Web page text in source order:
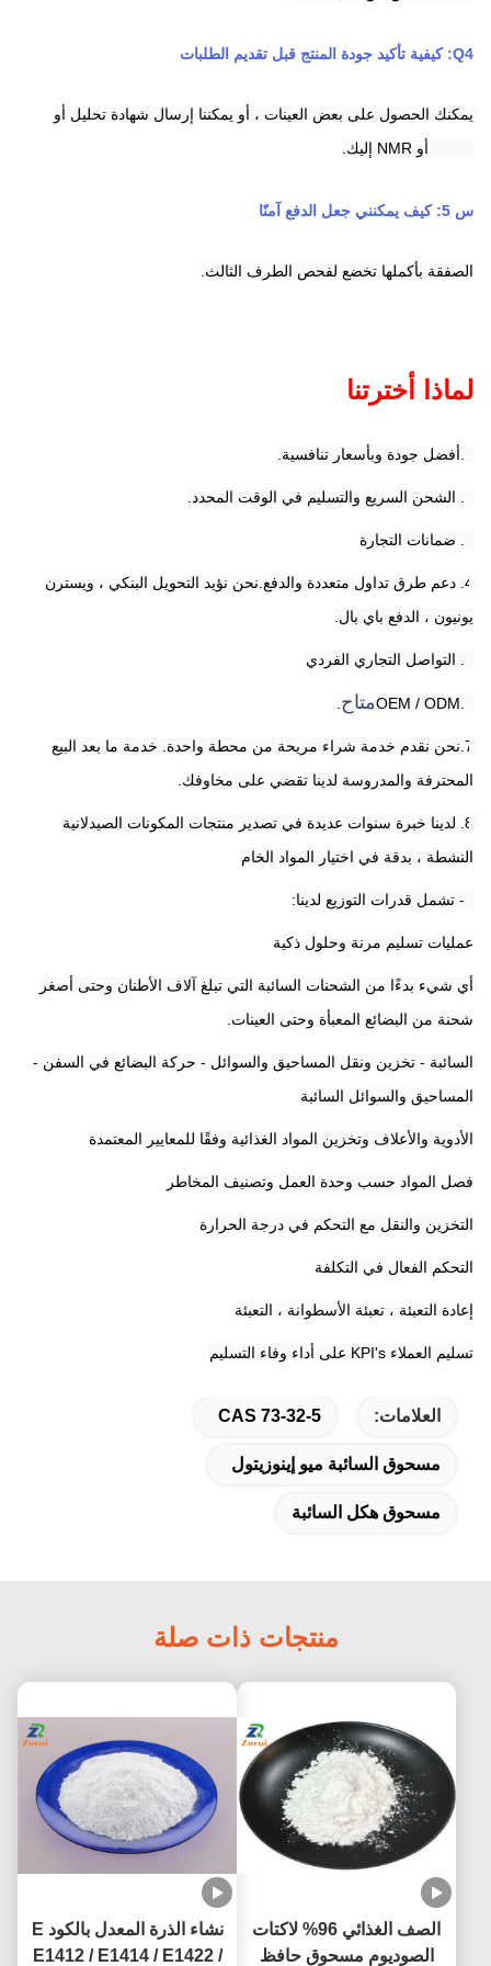
Q4: كيفية تأكيد جودة المنتج قبل تقديم الطلبات
يمكنك الحصول على بعض العينات ، أو يمكننا إرسال شهادة تحليل أو
س 5: كيف يمكنني جعل الدفع آمنًا
الصفقة بأكملها تخضع لفحص الطرف الثالث.
لماذا أخترتنا
4. دعم طرق تداول متعددة والدفع.نحن نؤيد التحويل البنكي ، ويسترن
يونيون ، الدفع باي بال.
متاح.
7.نحن نقدم خدمة شراء مريحة من محطة واحدة. خدمة ما بعد البيع
المحترفة والمدروسة لدينا تقضي على مخاوفك.
8. لدينا خبرة سنوات عديدة في تصدير منتجات المكونات الصيدلانية
النشطة ، بدقة في اختيار المواد الخام
عمليات تسليم مرنة وحلول ذكية
أي شيء بدءًا من الشحنات السائبة التي تبلغ آلاف الأطنان وحتى أصغر
شحنة من البضائع المعبأة وحتى العينات.
السائبة - تخزين ونقل المساحيق والسوائل - حركة البضائع في السفن -
المساحيق والسوائل السائبة
الأدوية والأعلاف وتخزين المواد الغذائية وفقًا للمعايير المعتمدة
فصل المواد حسب وحدة العمل وتصنيف المخاطر
التخزين والنقل مع التحكم في درجة الحرارة
التحكم الفعال في التكلفة
إعادة التعبئة ، تعبئة الأسطوانة ، التعبئة
تسليم العملاء KPI's على أداء وفاء التسليم
العلامات: CAS 73-32-5
مسحوق السائبة ميو إينوزيتول
مسحوق هكل السائبة
منتجات ذات صلة
الصف الغذائي 96% لاكتات
الصوديوم مسحوق حافظ
نشاء الذرة المعدل بالكود E
E1412 / E1414 / E1422 /